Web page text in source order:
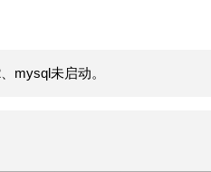
mysql未启动。